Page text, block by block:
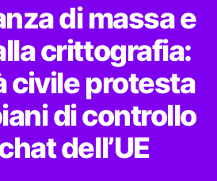
di massa e
crittografia:
civile protesta
di controllo
dell’UE